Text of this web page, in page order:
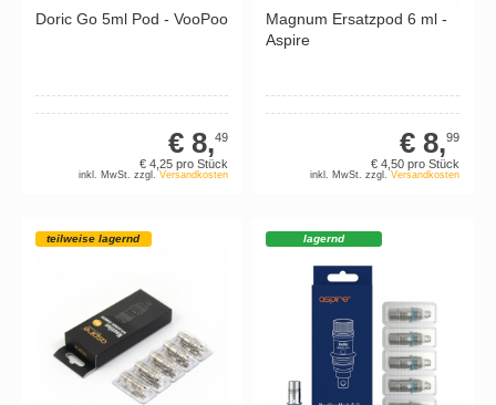
Doric Go 5ml Pod - VooPoo
€ 8,49
€ 4,25 pro Stück
inkl. MwSt. zzgl.Versandkosten
Magnum Ersatzpod 6 ml -
Aspire
€ 8,99
€ 4, 50 pro Stück
inkl. MwSt. zzgl. Versandkosten
teilweise lagernd lagernd